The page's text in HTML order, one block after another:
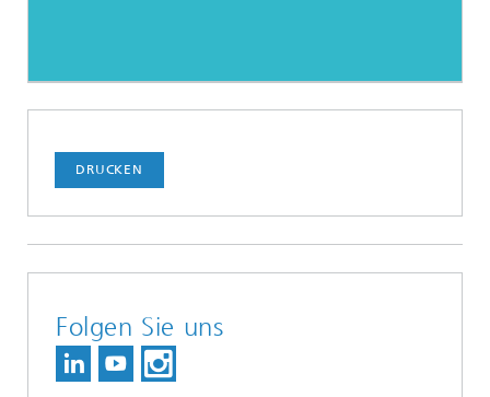
DRUCKEN
Folgen Sie uns